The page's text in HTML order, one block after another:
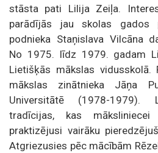
stāsta pati Lilija Zeiļa.
parādījās jau skolas gados
podnieka Staņislava Vilcāna
No 1975. līdz 1979. gadam
Lietišķās mākslas vidusskolā.
mākslas zinātnieka Jāņa
Universitātē (1978-1979).
tradīcijas, kas
praktizējusi vairāku
Atgriezusies pēc mācībām